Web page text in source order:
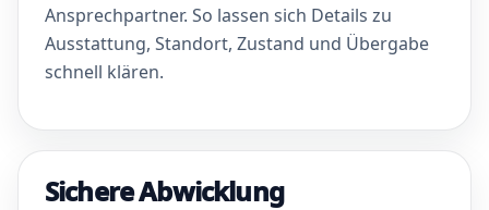
Ansprechpartner. So lassen sich Details zu
Ausstattung, Standort, Zustand und Übergabe
schnell klären.
Sichere Abwicklung